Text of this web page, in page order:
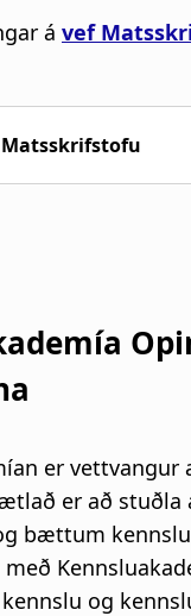
á vef
er
er að stuðla
bættum
og